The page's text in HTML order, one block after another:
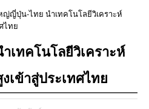
ญ่ญี่ปุ่น-ไทย นำเทคโนโลยีวิเคราะห์
ไทย
ทคโนโลยีวิเคราะห์
เข้าสู่ประเทศไทย